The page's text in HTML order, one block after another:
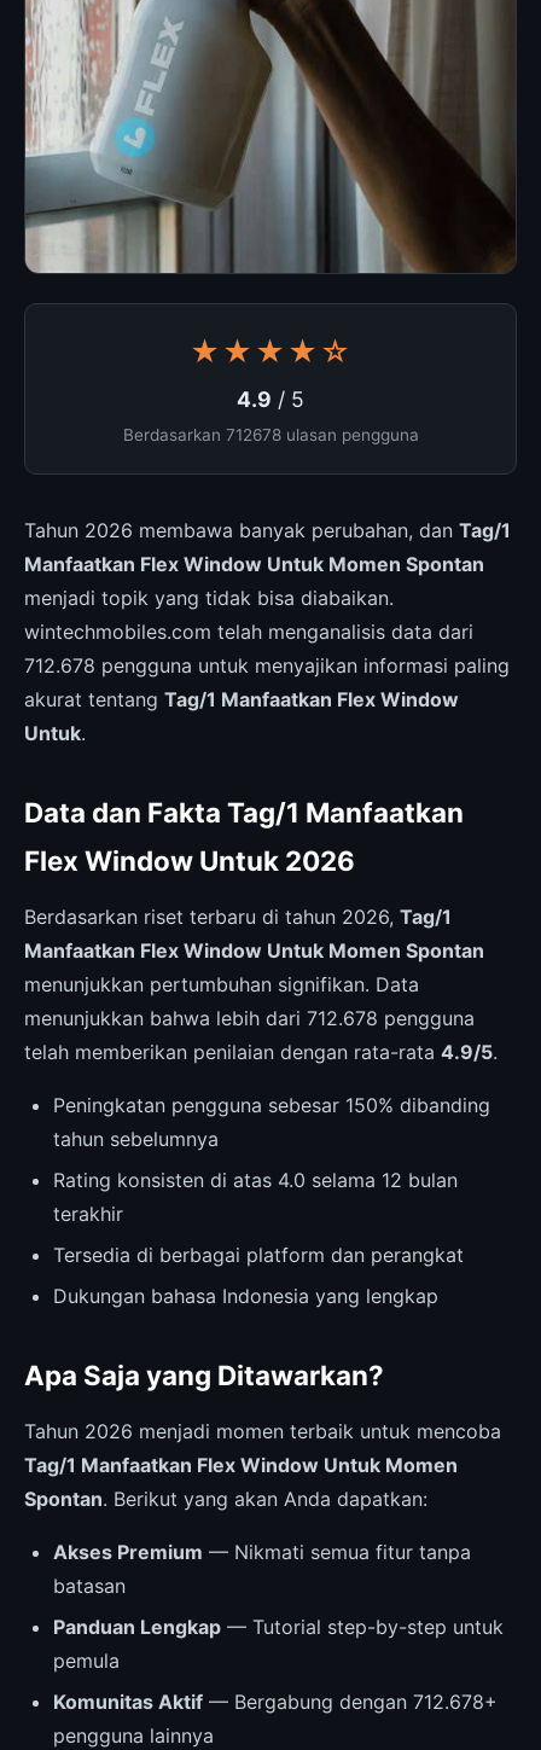
★★★★☆
4.9 / 5
Berdasarkan 712678 ulasan pengguna
Tahun 2026 membawa banyak perubahan, dan Tag/1
Manfaatkan Flex Window Untuk Momen Spontan
menjadi topik yang tidak bisa diabaikan.
wintechmobiles.com telah menganalisis data dari
712.678 pengguna untuk menyajikan informasi paling
akurat tentang Tag/1 Manfaatkan Flex Window
Untuk.
Data dan Fakta Tag/1 Manfaatkan
Flex Window Untuk 2026
Berdasarkan riset terbaru di tahun 2026, Tag/1
Manfaatkan Flex Window Untuk Momen Spontan
menunjukkan pertumbuhan signifikan. Data
menunjukkan bahwa lebih dari 712.678 pengguna
telah memberikan penilaian dengan rata-rata 4.9/5.
Peningkatan pengguna sebesar 150% dibanding
tahun sebelumnya
Rating konsisten di atas 4.0 selama 12 bulan
terakhir
Tersedia di berbagai platform dan perangkat
Dukungan bahasa Indonesia yang lengkap
Apa Saja yang Ditawarkan?
Tahun 2026 menjadi momen terbaik untuk mencoba
Tag/1 Manfaatkan Flex Window Untuk Momen
Spontan. Berikut yang akan Anda dapatkan:
Akses Premium — Nikmati semua fitur tanpa
batasan
Panduan Lengkap — Tutorial step-by-step untuk
pemula
Komunitas Aktif — Bergabung dengan 712.678+
pengguna lainnya